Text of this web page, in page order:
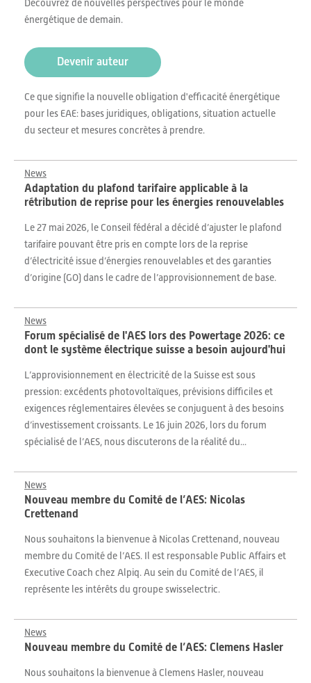
Découvrez de nouvelles perspectives pour le monde
énergétique de demain.
Devenir auteur
Ce que signifie la nouvelle obligation d'efficacité énergétique
pour les EAE: bases juridiques, obligations, situation actuelle
du secteur et mesures concrètes à prendre.
News
Adaptation du plafond tarifaire applicable à la
rétribution de reprise pour les énergies renouvelables
Le 27 mai 2026, le Conseil fédéral a décidé d’ajuster le plafond
tarifaire pouvant être pris en compte lors de la reprise
d’électricité issue d’énergies renouvelables et des garanties
d’origine (GO) dans le cadre de l’approvisionnement de base.
News
Forum spécialisé de l'AES lors des Powertage 2026: ce
dont le système électrique suisse a besoin aujourd'hui
L’approvisionnement en électricité de la Suisse est sous
pression: excédents photovoltaïques, prévisions difficiles et
exigences réglementaires élevées se conjuguent à des besoins
d’investissement croissants. Le 16 juin 2026, lors du forum
spécialisé de l’AES, nous discuterons de la réalité du...
News
Nouveau membre du Comité de l’AES: Nicolas
Crettenand
Nous souhaitons la bienvenue à Nicolas Crettenand, nouveau
membre du Comité de l’AES. Il est responsable Public Affairs et
Executive Coach chez Alpiq. Au sein du Comité de l’AES, il
représente les intérêts du groupe swisselectric.
News
Nouveau membre du Comité de l’AES: Clemens Hasler
Nous souhaitons la bienvenue à Clemens Hasler, nouveau